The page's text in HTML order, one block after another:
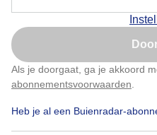
Als je doorgaat, ga je akkoord
abonnementsvoorwaarden
Heb je al een Buienradar-
Door: Maddy Koster Gemaakt:
Zon Wolken Wind
Nu niet,
Klik hierom